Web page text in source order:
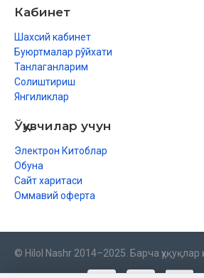
Кабинет
Шахсий кабинет
Буюртмалар рўйхати
Танлаганларим
Солиштириш
Янгиликлар
Ўқувчилар учун
Электрон Китоблар
Обуна
Сайт харитаси
Оммавий оферта
© Hilol Nashr 2014–2025. Барча ҳуқуқлар